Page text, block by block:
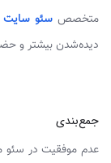
متخصص سئو سایت
دیده‌شدن بیشتر و
جمع‌بندی
عدم موفقیت در سئو